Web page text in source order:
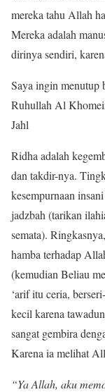
mereka tahu Allah
Mereka adalah
dirinya sendiri,
Saya ingin menutup
Ruhullah Al
Jahl
Ridha adalah
dan takdir-nya.
kesempurnaan
jadzbah (tarikan
semata).
hamba terhadap
(kemudian Beliau
‘arif itu ceria,
kecil karena
sangat gembira
Karena ia melihat
“Ya Allah, aku